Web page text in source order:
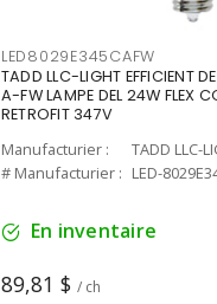
LED8029E345CAFW
TADD LLC-LIGHT EFFICIENT
A-FW LAMPE DEL 24W FLEX
RETROFIT 347V
Manufacturier :
TADD LLC-
# Manufacturier : LED-
En inventaire
89,81 $ / ch